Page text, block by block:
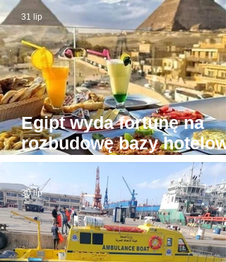
Egipt wyda fortunę na
rozbudowę bazy
wokół Piramid w Gizie
31 lip
30 lip